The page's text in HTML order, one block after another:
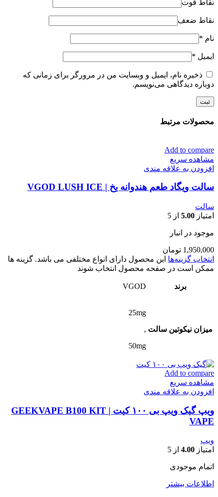
نقاط قوت
نقاط ضعف
نام *
ایمیل *
ذخیره نام، ایمیل و وبسایت من در مرورگر برای زمانی که
دوباره دیدگاهی می‌نویسم.
محصولات مرتبط
Add to compare
مشاهده سریع
افزودن به علاقه مندی
سالت ویگاد طعم هندوانه یخ | VGOD LUSH ICE
سالت
امتیاز 5.00 از 5
موجود در انبار
1,950,000 تومان
انتخاب گزینه‌ها این محصول دارای انواع مختلفی می باشد. گزینه ها
ممکن است در صفحه محصول انتخاب شوند
برند VGOD
میزان نیکوتین سالت
25mg
,
50mg
Add to compare
مشاهده سریع
افزودن به علاقه مندی
ویپ گیک ویپ بی ۱۰۰ کیت | GEEKVAPE B100 KIT
VAPE
ویپ
امتیاز 4.00 از 5
اتمام موجودی
اطلاعات بیشتر